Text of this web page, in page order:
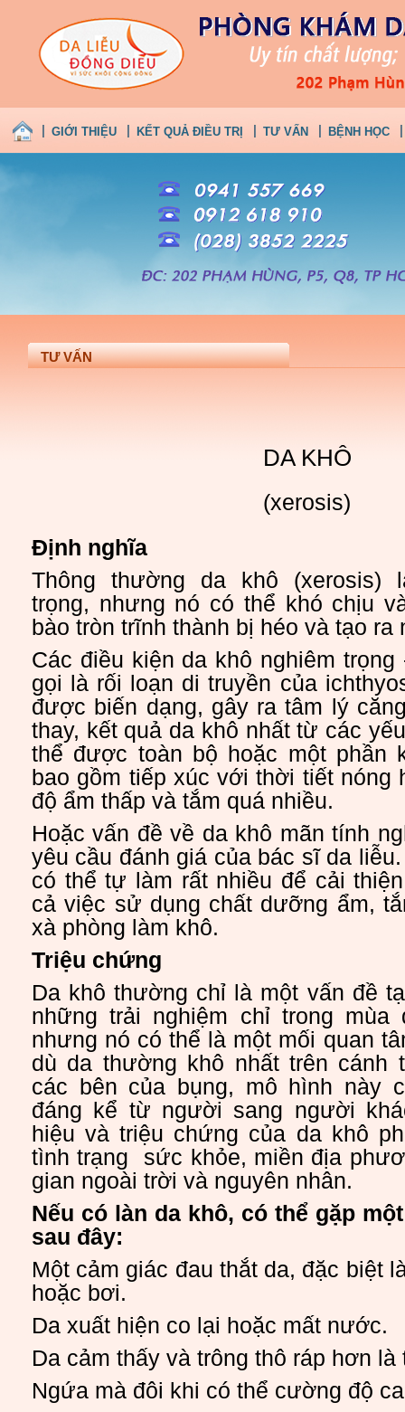
GIỚI THIỆU KẾT QUẢ ĐIỀU TRỊ TƯ VẤN BỆNH HỌC
TƯ VẤN
DA KHÔ
(xerosis)
Định nghĩa
Thông thường da khô (xerosis)
trọng, nhưng nó có thể khó chịu
bào tròn trĩnh thành bị héo và tạo ra
Các điều kiện da khô nghiêm
gọi là rối loạn di truyền của
được biến dạng, gây ra tâm lý
thay, kết quả da khô nhất từ các
thể được toàn bộ hoặc một phần
bao gồm tiếp xúc với thời tiết nóng
độ ẩm thấp và tắm quá nhiều.
Hoặc vấn đề về da khô mãn tính
yêu cầu đánh giá của bác sĩ da
có thể tự làm rất nhiều để cải
cả việc sử dụng chất dưỡng ẩm,
xà phòng làm khô.
Triệu chứng
Da khô thường chỉ là một vấn đề
những trải nghiệm chỉ trong mùa
nhưng nó có thể là một mối quan
dù da thường khô nhất trên cánh
các bên của bụng, mô hình này
đáng kể từ người sang người
hiệu và triệu chứng của da khô
tình trạng sức khỏe, miền địa
gian ngoài trời và nguyên nhân.
Nếu có làn da khô, có thể gặp
sau đây:
Một cảm giác đau thắt da, đặc biệt
hoặc bơi.
Da xuất hiện co lại hoặc mất nước.
Da cảm thấy và trông thô ráp hơn là
Ngứa mà đôi khi có thể cường độ